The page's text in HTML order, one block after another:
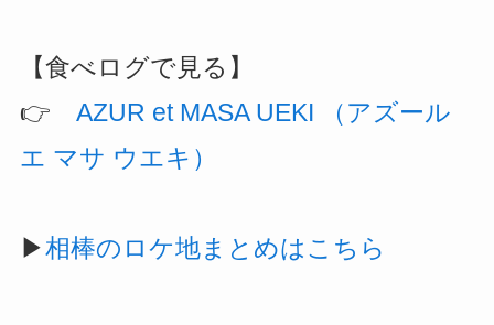
【食べログで見る】
👉️ AZUR et MASA UEKI （アズール
エ マサ ウエキ）
▶相棒のロケ地まとめはこちら